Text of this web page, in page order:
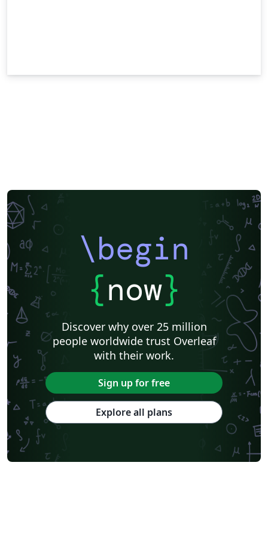
\begin
{now}
Discover why over 25 million
people worldwide trust Overleaf
with their work.
Sign up for free
Explore all plans